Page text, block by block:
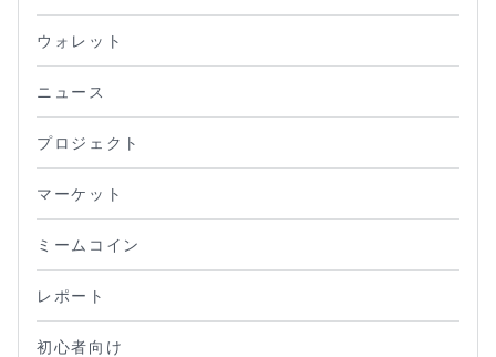
ウォレット
ニュース
プロジェクト
マーケット
ミームコイン
レポート
初心者向け